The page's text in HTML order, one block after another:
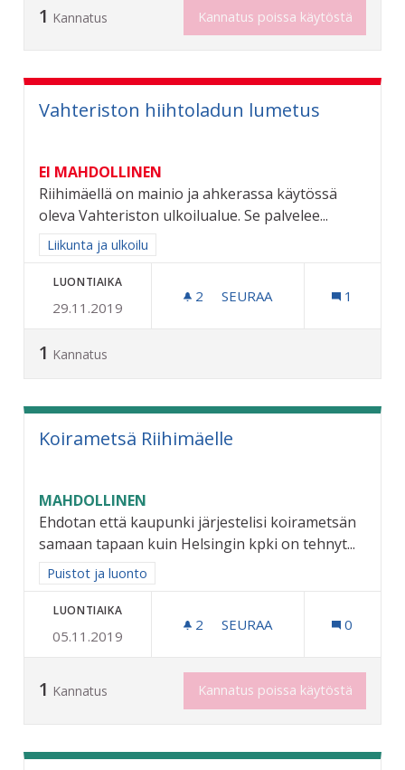
1 Kannatus Kannatus poissa käytöstä
Vahteriston hiihtoladun lumetus
EI MAHDOLLINEN
Riihimäellä on mainio ja ahkerassa käytössä
oleva Vahteriston ulkoilualue. Se palvelee...
Rajaa tulokset aihepiirin mukaan: Liikunta ja ulkoilu
Liikunta ja ulkoilu
LUONTIAIKA
29.11.2019
2 2 SEURAAJAA
SEURAA 1
1 Kannatus
Koirametsä Riihimäelle
MAHDOLLINEN
Ehdotan että kaupunki järjestelisi koirametsän
samaan tapaan kuin Helsingin kpki on tehnyt...
Rajaa tulokset aihepiirin mukaan: Puistot ja luonto
Puistot ja luonto
LUONTIAIKA
05.11.2019
2 2 SEURAAJAA
SEURAA 0
1 Kannatus Kannatus poissa käytöstä